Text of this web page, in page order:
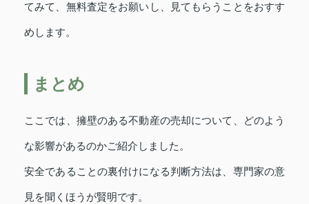
てみて、無料査定をお願いし、見てもらうことをおすす
めします。
まとめ
ここでは、擁壁のある不動産の売却について、どのよう
な影響があるのかご紹介しました。
安全であることの裏付けになる判断方法は、専門家の意
見を聞くほうが賢明です。